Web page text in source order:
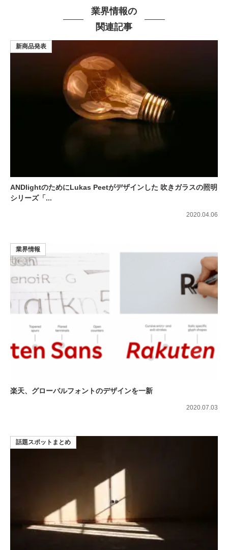
業界情報の
関連記事
ANDlightのためにLukas Peetがデザインした 吹きガラスの照明
シリーズ「...
新商品発表
2020.04.06
楽天、グローバルフォントのデザインを一新
業界情報
2020.07.03
話題スポットまとめ